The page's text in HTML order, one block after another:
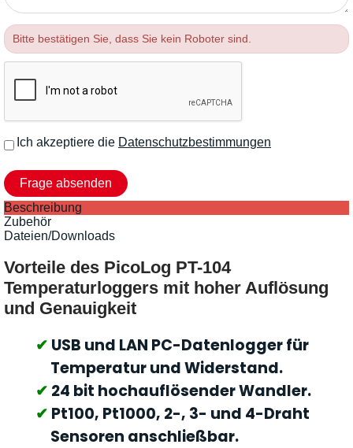
Bitte bestätigen Sie, dass Sie kein Roboter sind.
Ich akzeptiere die Datenschutzbestimmungen
Beschreibung
Zubehör
Dateien/Downloads
Vorteile des PicoLog PT-104
Temperaturloggers mit hoher Auflösung
und Genauigkeit
USB und LAN PC-Datenlogger für
Temperatur und Widerstand.
24 bit hochauflösender Wandler.
Pt100, Pt1000, 2-, 3- und 4-Draht
Sensoren anschließbar.